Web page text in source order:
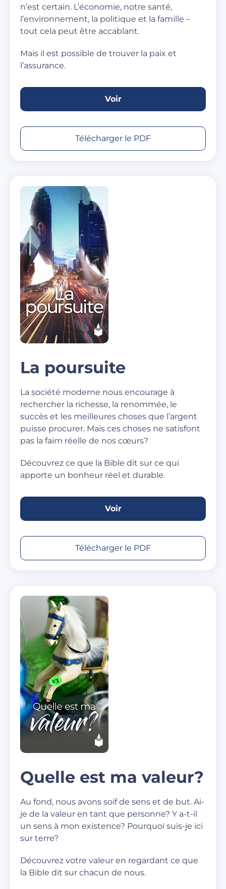
n’est certain. L’économie, notre santé,
l’environnement, la politique et la famille –
tout cela peut être accablant.
Mais il est possible de trouver la paix et
l’assurance.
Voir
Télécharger le PDF
La poursuite
La société moderne nous encourage à
rechercher la richesse, la renommée, le
succès et les meilleures choses que l’argent
puisse procurer. Mais ces choses ne satisfont
pas la faim réelle de nos cœurs?
Découvrez ce que la Bible dit sur ce qui
apporte un bonheur réel et durable.
Voir
Télécharger le PDF
Quelle est ma valeur?
Au fond, nous avons soif de sens et de but. Ai-
je de la valeur en tant que personne? Y a-t-il
un sens à mon existence? Pourquoi suis-je ici
sur terre?
Découvrez votre valeur en regardant ce que
la Bible dit sur chacun de nous.